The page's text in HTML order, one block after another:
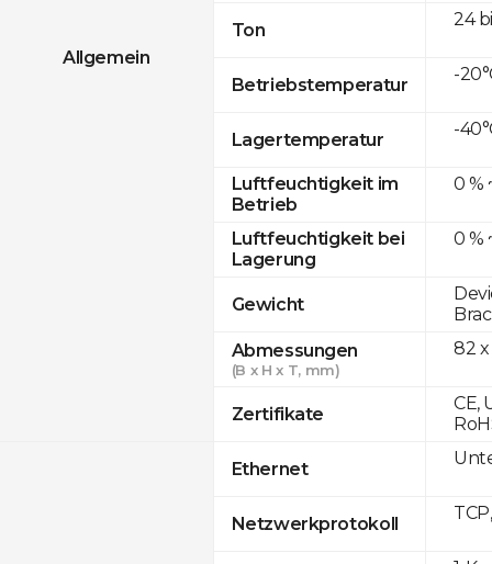
Allgemein
Ton
Betriebstemperatur
Lagertemperatur
Luftfeuchtigkeit im
Betrieb
Luftfeuchtigkeit bei
Lagerung
Gewicht
Abmessungen
(B x H x T, mm)
Zertifikate
Ethernet
Netzwerkprotokoll
24
-
-
0 %
0 %
82 x
CE,